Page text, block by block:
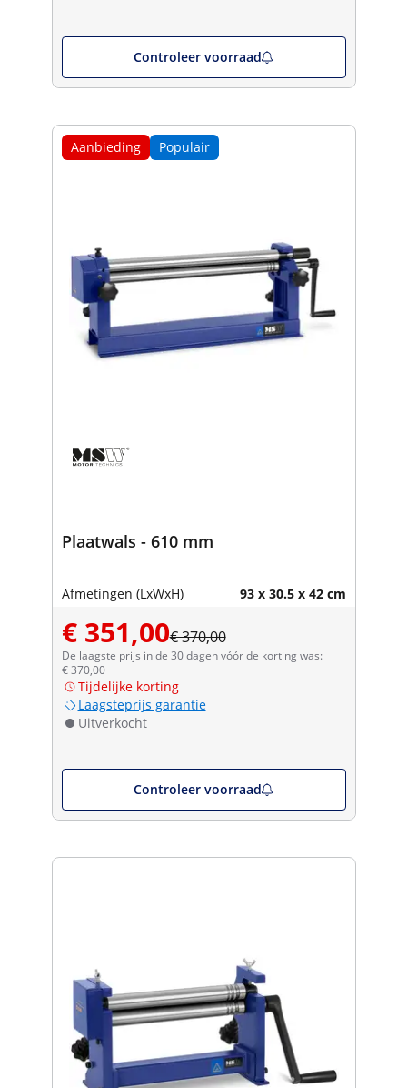
Controleer voorraad
Aanbieding Populair
Plaatwals - 610 mm
Afmetingen (LxWxH) 93 x 30.5 x 42 cm
€ 351,00€ 370,00
De laagste prijs in de 30 dagen vóór de korting was:
€ 370,00
Tijdelijke korting
Laagsteprijs garantie
Uitverkocht
Controleer voorraad